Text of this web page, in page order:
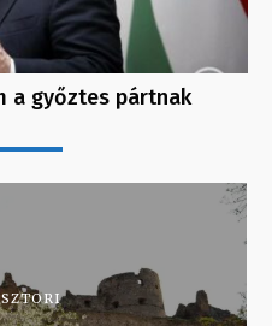
a győztes pártnak